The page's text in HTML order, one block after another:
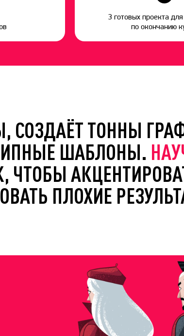
3 готовых проекта
по окончанию
СОЗДАЁТ ТОННЫ
ШАБЛОНЫ.
ЧТОБЫ
ПЛОХИЕ